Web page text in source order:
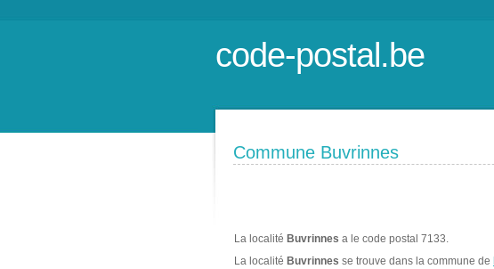
code-postal.be
Commune Buvrinnes
La localité Buvrinnes a le code postal 7133.
La localité Buvrinnes se trouve dans la commune de